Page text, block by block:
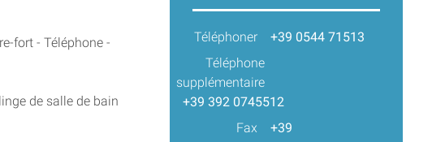
fort - Téléphone -
de salle de bain
Téléphoner
+39 0544 71513
Téléphone
supplémentaire
+39 392 0745512
Fax
+39